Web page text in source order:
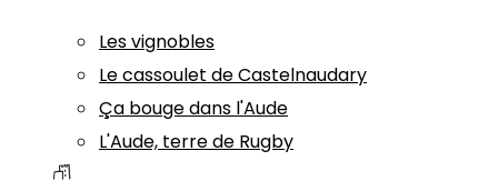
Les vignobles
Le cassoulet de Castelnaudary
Ça bouge dans l'Aude
L'Aude, terre de Rugby